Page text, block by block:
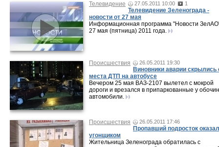
Телевидение 27.05.2011 10:00 1
Телевидение Зеленограда -
новости от 27 мая
Информационная программа "Новости
27 мая (пятница) 2011 года.
Происшествия 26.05.2011 19:30
Виновники аварии скрылись
места ДТП на автобусе
Вечером 25 мая ВАЗ-2107 вылетел с мокрой
дороги и врезался в припаркованные у
автомобили.
Происшествия 26.05.2011 17:46
Пропавший подросток
угонщиком
Жительница Зеленограда обратилась с